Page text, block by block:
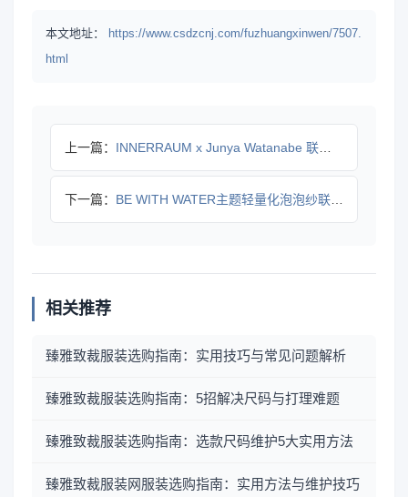
本文地址：
https://www.csdzcnj.com/fuzhuangxinwen/7507.
html
上一篇： INNERRAUM x Junya Watanabe 联名款
下一篇： BE WITH WATER主题轻量化泡泡纱联名系列发布
相关推荐
臻雅致裁服装选购指南：实用技巧与常见问题解析
臻雅致裁服装选购指南：5招解决尺码与打理难题
臻雅致裁服装选购指南：选款尺码维护5大实用方法
臻雅致裁服装网服装选购指南：实用方法与维护技巧